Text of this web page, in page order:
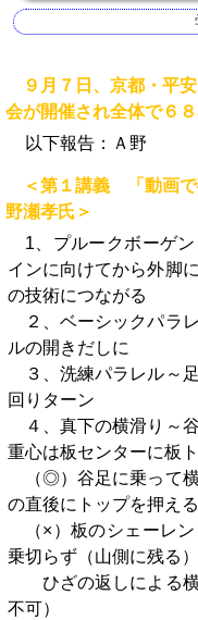
９月７日、京都・平
会が開催され全体で６
以下報告：Ａ野
＜第１講義 「動画で
野瀬孝氏＞
1、プルークボーゲン
インに向けてから外脚
の技術につながる
２、ベーシックパラ
ルの開きだしに
３、洗練パラレル～
回りターン
４、真下の横滑り～
重心は板センターに板
（◎）谷足に乗って横
の直後にトップを押える
（×）板のシェーレ
乗切らず（山側に残る）
ひざの返しによる横
不可）